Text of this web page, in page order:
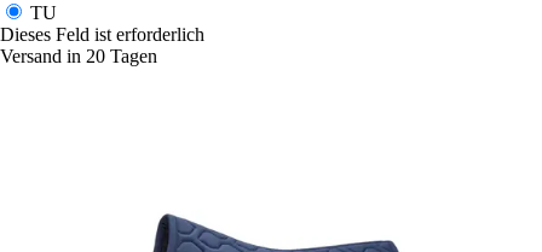
TU
Dieses Feld ist erforderlich
Versand in 20 Tagen